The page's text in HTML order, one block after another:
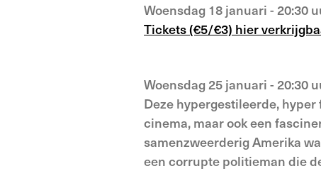
Woensdag 18 januari - 20:30
Tickets (€5/€3) hier
Woensdag 25 januari - 20:30
Deze hypergestileerde,
cinema, maar ook een
samenzweerderig Amerika
een corrupte politieman die